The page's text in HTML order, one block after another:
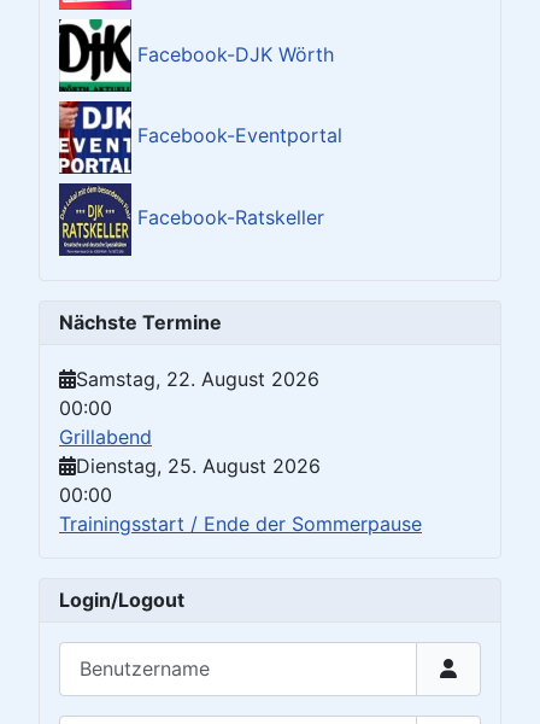
Facebook-DJK Wörth
Facebook-Eventportal
Facebook-Ratskeller
Nächste Termine
Samstag, 22. August 2026
00:00
Grillabend
Dienstag, 25. August 2026
00:00
Trainingsstart / Ende der Sommerpause
Login/Logout